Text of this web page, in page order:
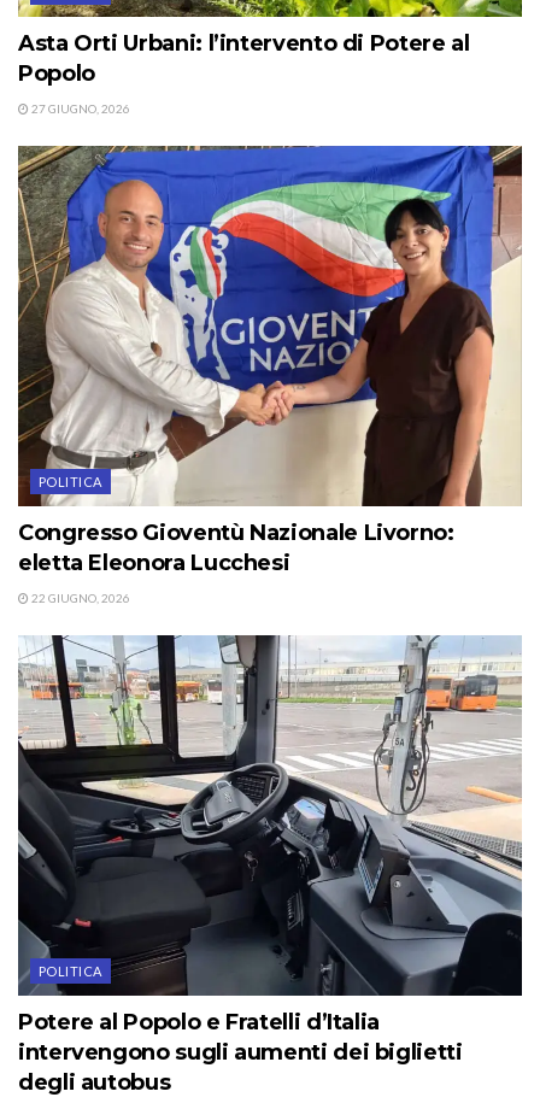
Asta Orti Urbani: l’intervento di Potere al
Popolo
27 GIUGNO, 2026
POLITICA
Congresso Gioventù Nazionale Livorno:
eletta Eleonora Lucchesi
22 GIUGNO, 2026
POLITICA
Potere al Popolo e Fratelli d’Italia
intervengono sugli aumenti dei biglietti
degli autobus